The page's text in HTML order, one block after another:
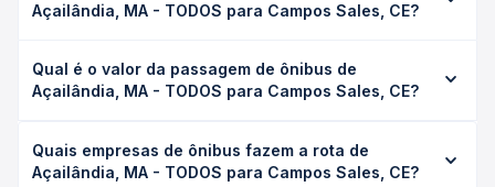
Açailândia, MA - TODOS para Campos Sales, CE?
Campos Sales, CE leva em média 23h 20min, podendo
variar conforme a viação, o tipo de serviço (convencional,
duração exata de cada opção na data desejada.
Qual é o valor da passagem de ônibus de
Açailândia, MA - TODOS para Campos Sales, CE?
TODOS para Campos Sales, CE custa em média R$ 401,23
e varia conforme a data da viagem, a empresa, o tipo de
Quais empresas de ônibus fazem a rota de
Açailândia, MA - TODOS para Campos Sales, CE?